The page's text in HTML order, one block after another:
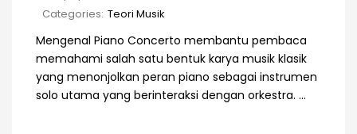
Categories: Teori Musik
Mengenal Piano Concerto membantu pembaca
memahami salah satu bentuk karya musik klasik
yang menonjolkan peran piano sebagai instrumen
solo utama yang berinteraksi dengan orkestra. ...